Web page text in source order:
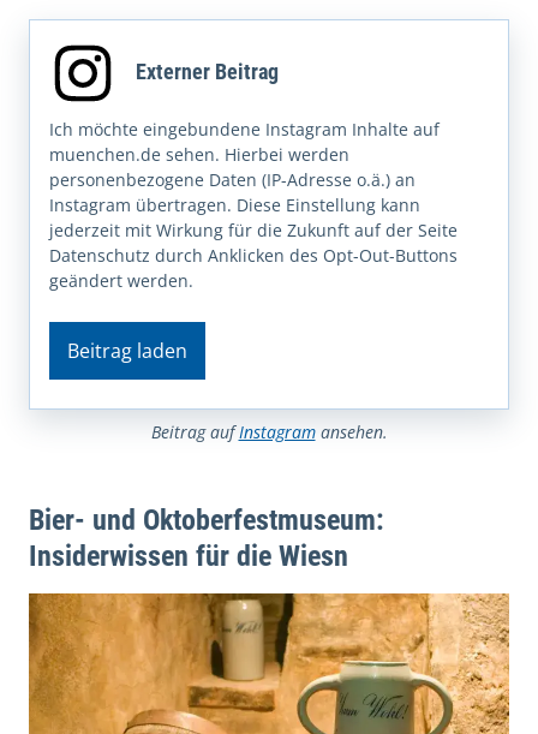
Externer Beitrag
Ich möchte eingebundene Instagram Inhalte auf
muenchen.de sehen. Hierbei werden
personenbezogene Daten (IP-Adresse o.ä.) an
Instagram übertragen. Diese Einstellung kann
jederzeit mit Wirkung für die Zukunft auf der Seite
Datenschutz durch Anklicken des Opt-Out-Buttons
geändert werden.
Beitrag laden
Beitrag aufInstagramansehen.
Bier- und Oktoberfestmuseum:
Insiderwissen für die Wiesn